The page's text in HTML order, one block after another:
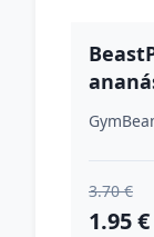
3.70 €
1.95 €